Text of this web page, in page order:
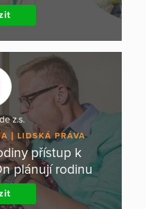
z.s.
LIDSKÁ PRÁVA
přístup k
plánují rodinu